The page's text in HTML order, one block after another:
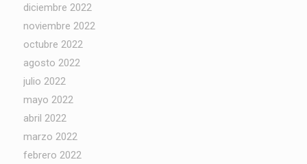
diciembre 2022
noviembre 2022
octubre 2022
agosto 2022
julio 2022
mayo 2022
abril 2022
marzo 2022
febrero 2022